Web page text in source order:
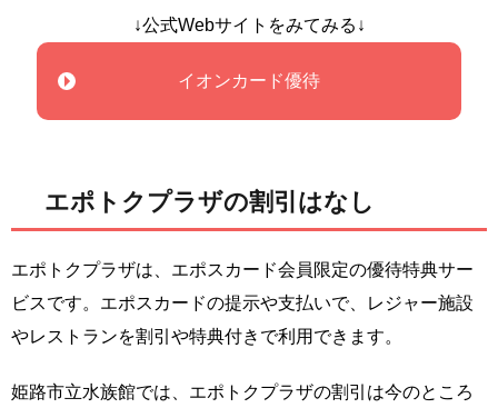
↓公式Webサイトをみてみる↓
イオンカード優待
エポトクプラザの割引はなし
エポトクプラザは、エポスカード会員限定の優待特典サー
ビスです。エポスカードの提示や支払いで、レジャー施設
やレストランを割引や特典付きで利用できます。
姫路市立水族館では、エポトクプラザの割引は今のところ